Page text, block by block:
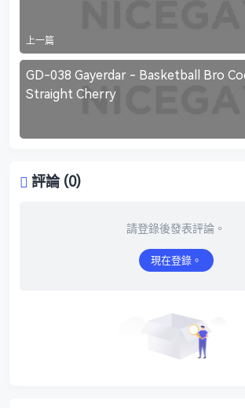
上一篇
GD-038 Gayerdar - Basketball Bro
Straight Cherry
評論 (0)
請登錄後發表評論。
現在登錄。